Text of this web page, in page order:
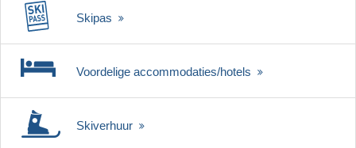
Skipas
Voordelige accommodaties/hotels
Skiverhuur